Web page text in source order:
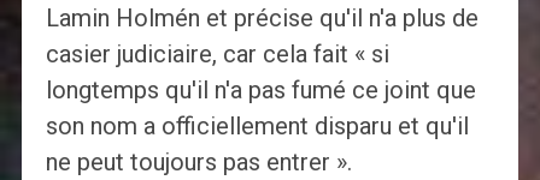
Lamin Holmén et précise qu'il n'a plus de
casier judiciaire, car cela fait « si
longtemps qu'il n'a pas fumé ce joint que
son nom a officiellement disparu et qu'il
ne peut toujours pas entrer ».